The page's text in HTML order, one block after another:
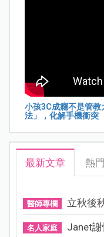
小孩3C成癮不是管教
法」，化解手機衝突
最新文章 熱
醫師專欄 立秋後
名人家庭 Janet謝